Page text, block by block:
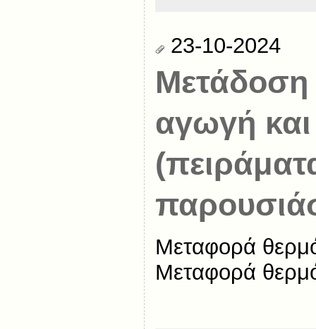
23-10-2024
Μετάδοση
αγωγή
Μεταφορά
Μεταφορά